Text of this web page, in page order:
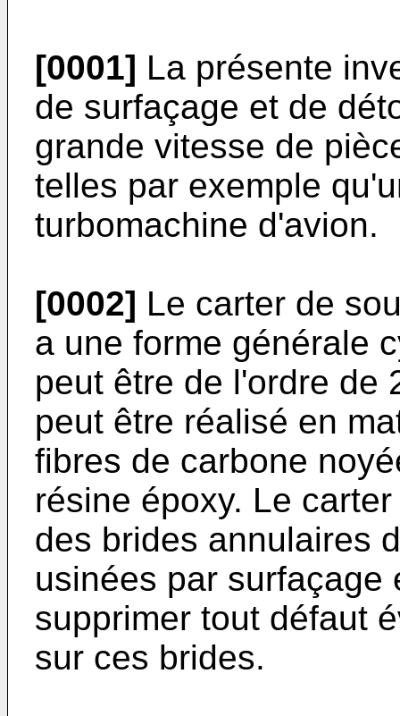
[0001] La présente
de surfaçage et de
grande vitesse de
telles par exemple
turbomachine d'avion.
[0002] Le carter de
a une forme générale
peut être de l'ordre de
peut être réalisé en
fibres de carbone
résine époxy. Le
des brides annulaires
usinées par surfaçage
supprimer tout défaut
sur ces brides.